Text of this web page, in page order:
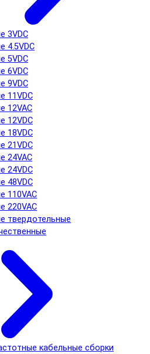
3VDC
4.5VDC
5VDC
6VDC
9VDC
11VDC
12VAC
12VDC
18VDC
21VDC
24VAC
24VDC
48VDC
110VAC
220VAC
твердотельные
кабельные сборки